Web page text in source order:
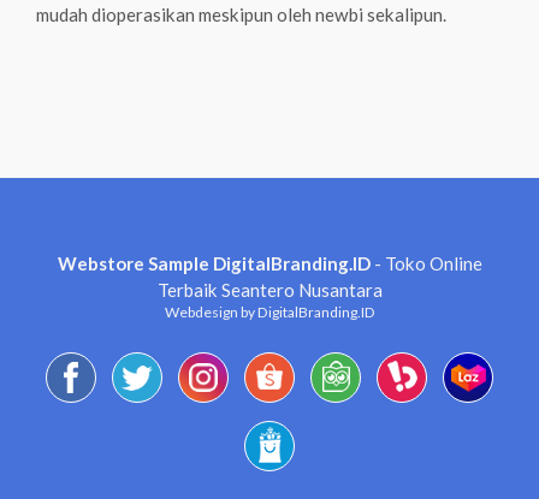
mudah dioperasikan meskipun oleh newbi sekalipun.
Webstore Sample DigitalBranding.ID- Toko Online
Terbaik Seantero Nusantara
Webdesign by DigitalBranding.ID